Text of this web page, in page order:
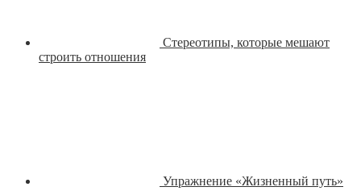
Стереотипы, которые мешают
строить отношения
Упражнение «Жизненный путь»